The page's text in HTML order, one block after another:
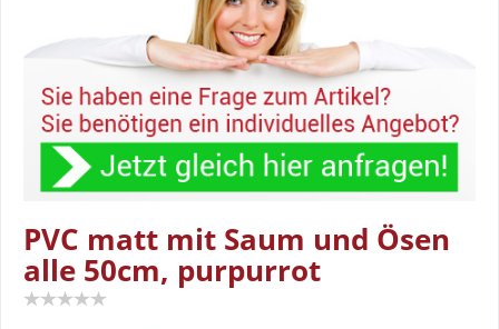
PVC matt mit Saum und Ösen
alle 50cm, purpurrot